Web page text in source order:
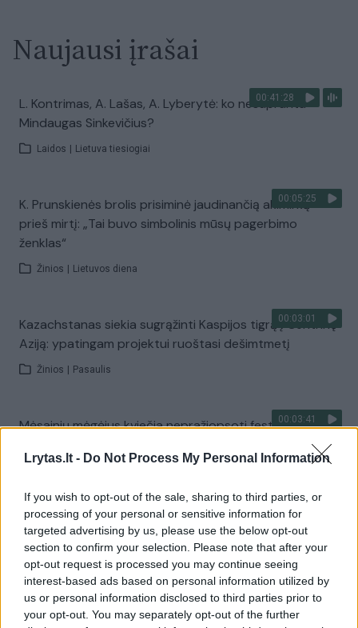
Lrytas.lt - Do Not Process My Personal Information
If you wish to opt-out of the sale, sharing to third parties, or
processing of your personal or sensitive information for
targeted advertising by us, please use the below opt-out
section to confirm your selection. Please note that after your
opt-out request is processed you may continue seeing
interest-based ads based on personal information utilized by
us or personal information disclosed to third parties prior to
your opt-out. You may separately opt-out of the further
Naujausi įrašai
00:41:28
L. Kontrimas, A. Lašas, A. Lyberytė: ko nesupranta
Mindaugas Sinkevičius?
Laidos Lietuva tiesiogiai
00:05:25
K. Prunskienės brolis prisiminė jaudinančią akimirką
prieš mirtį: „Tai buvo simbolinis mūsų pagerbimo
ženklas“
Žinios Lietuvos diena
00:03:01
Kazachstanas siekia sugrąžinti Kaspijos tigrą į Centrinę
Aziją: ypatingam projektui ruoštasi dešimtmetį
Žinios Pasaulis
00:03:41
Mėsainių mėgėjus kviečia nepražiopsoti festivalio
Visi įrašai
Žiūrimiausi įrašai